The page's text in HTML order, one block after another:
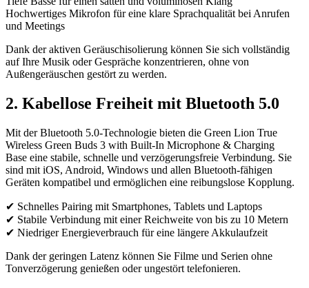
Hochwertiges Mikrofon für eine klare Sprachqualität bei Anrufen
und Meetings
Dank der aktiven Geräuschisolierung können Sie sich vollständig
auf Ihre Musik oder Gespräche konzentrieren, ohne von
Außengeräuschen gestört zu werden.
2. Kabellose Freiheit mit Bluetooth 5.0
Mit der Bluetooth 5.0-Technologie bieten die Green Lion True
Wireless Green Buds 3 with Built-In Microphone & Charging
Base eine stabile, schnelle und verzögerungsfreie Verbindung. Sie
sind mit iOS, Android, Windows und allen Bluetooth-fähigen
Geräten kompatibel und ermöglichen eine reibungslose Kopplung.
✔ Schnelles Pairing mit Smartphones, Tablets und Laptops
✔ Stabile Verbindung mit einer Reichweite von bis zu 10 Metern
✔ Niedriger Energieverbrauch für eine längere Akkulaufzeit
Dank der geringen Latenz können Sie Filme und Serien ohne
Tonverzögerung genießen oder ungestört telefonieren.